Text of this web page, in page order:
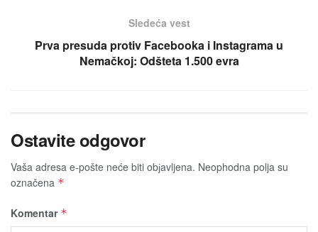
Sledeća vest
Prva presuda protiv Facebooka i Instagrama u
Nemačkoj: Odšteta 1.500 evra
Ostavite odgovor
Vaša adresa e-pošte neće biti obјavljena. Neophodna polja su
označena *
Komentar *